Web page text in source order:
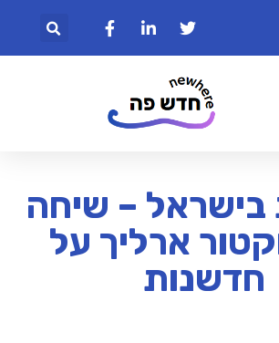
בישראל – שיחה
ארליך על
חדשנות